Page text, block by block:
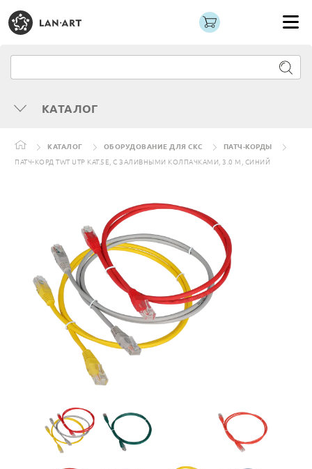
КАТАЛОГ
КАТАЛОГ ОБОРУДОВАНИЕ ДЛЯ СКС
ПАТЧ-КОРДЫ
ПАТЧ-КОРД TWT UTP КАТ.5E, С ЗАЛИВНЫМИ КОЛПАЧКАМИ, 3.0 М, СИНИЙ